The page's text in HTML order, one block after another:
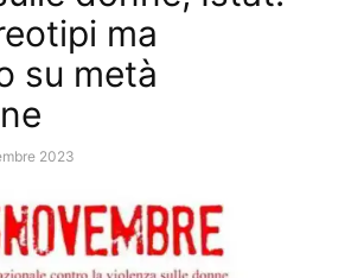
ma
su metà
2023